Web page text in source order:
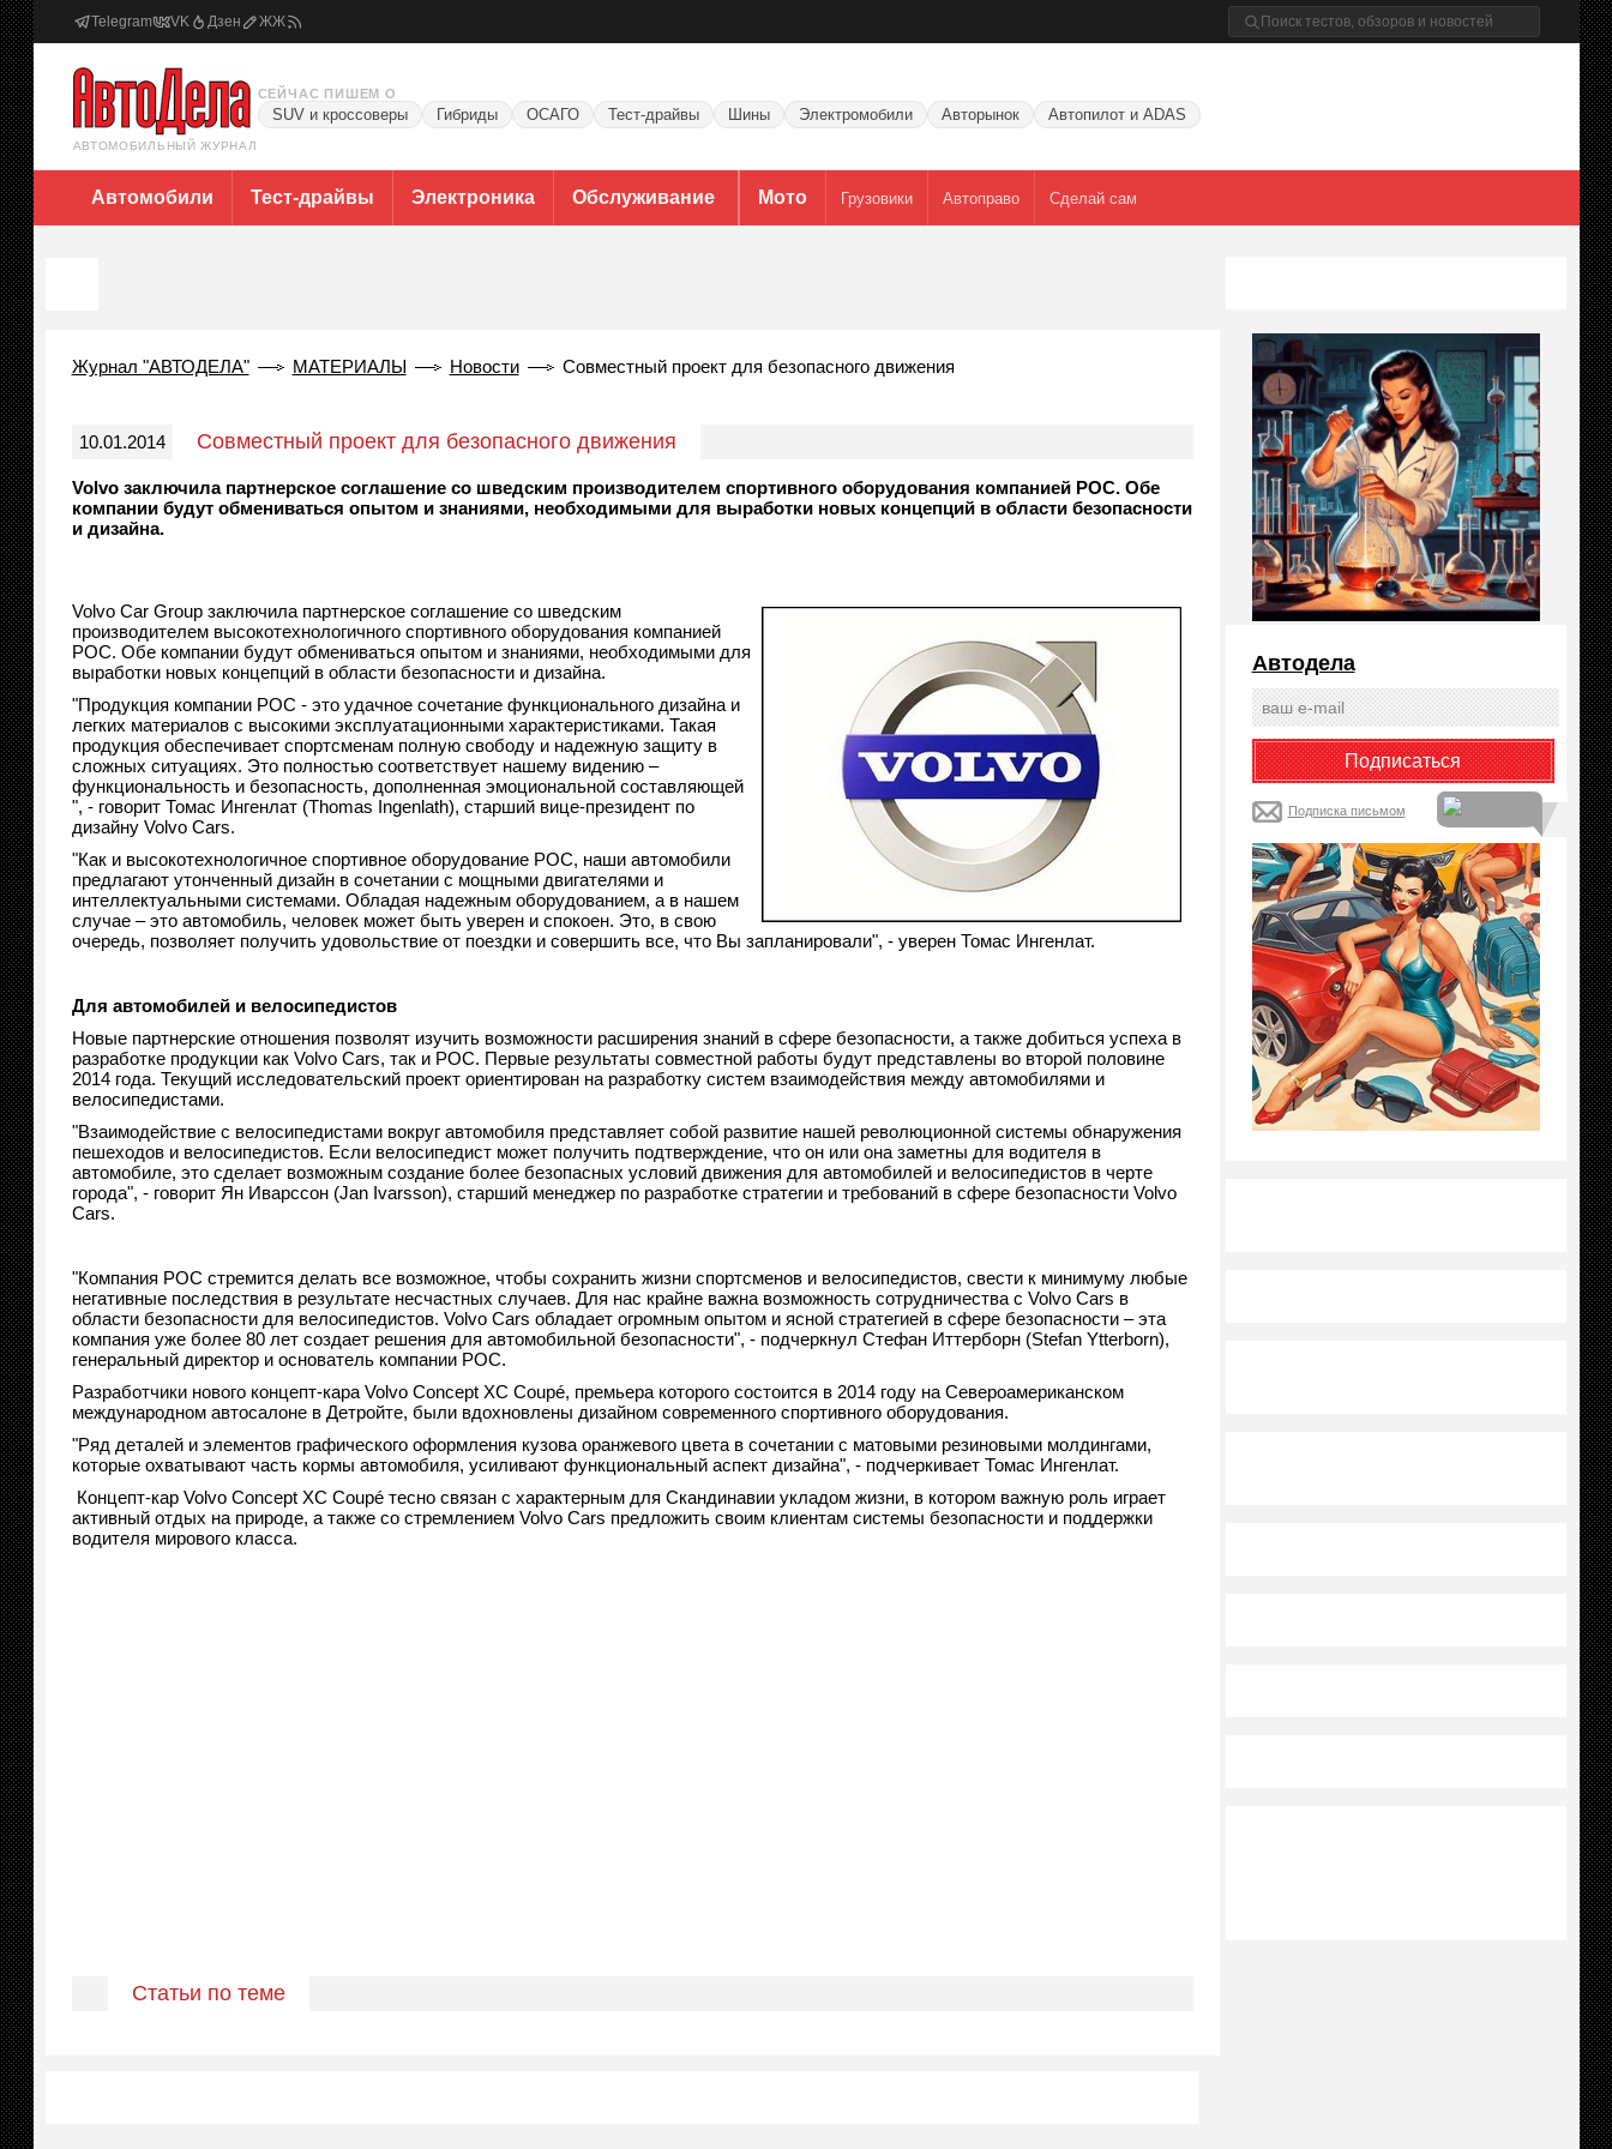
Telegram VK Дзен ЖЖ
АВТОМОБИЛЬНЫЙ ЖУРНАЛ
СЕЙЧАС ПИШЕМ О
SUV и кроссоверы Гибриды ОСАГО Тест-драйвы Шины Электромобили Авторынок Автопилот и ADAS
Автомобили Тест-драйвы Электроника Обслуживание Мото Грузовики Автоправо Сделай сам
Журнал "АВТОДЕЛА" МАТЕРИАЛЫ Новости Совместный проект для безопасного движения
10.01.2014 Совместный проект для безопасного движения
Volvo заключила партнерское соглашение со шведским производителем спортивного оборудования компанией POC. Обе
компании будут обмениваться опытом и знаниями, необходимыми для выработки новых концепций в области безопасности
и дизайна.
Volvo Car Group заключила партнерское соглашение со шведским
производителем высокотехнологичного спортивного оборудования компанией
POC. Обе компании будут обмениваться опытом и знаниями, необходимыми для
выработки новых концепций в области безопасности и дизайна.
"Продукция компании POC - это удачное сочетание функционального дизайна и
легких материалов с высокими эксплуатационными характеристиками. Такая
продукция обеспечивает спортсменам полную свободу и надежную защиту в
сложных ситуациях. Это полностью соответствует нашему видению –
функциональность и безопасность, дополненная эмоциональной составляющей
", - говорит Томас Ингенлат (Thomas Ingenlath), старший вице-президент по
дизайну Volvo Cars.
"Как и высокотехнологичное спортивное оборудование POC, наши автомобили
предлагают утонченный дизайн в сочетании с мощными двигателями и
интеллектуальными системами. Обладая надежным оборудованием, а в нашем
случае – это автомобиль, человек может быть уверен и спокоен. Это, в свою
очередь, позволяет получить удовольствие от поездки и совершить все, что Вы запланировали", - уверен Томас Ингенлат.
Для автомобилей и велосипедистов
Новые партнерские отношения позволят изучить возможности расширения знаний в сфере безопасности, а также добиться успеха в
разработке продукции как Volvo Cars, так и POC. Первые результаты совместной работы будут представлены во второй половине
2014 года. Текущий исследовательский проект ориентирован на разработку систем взаимодействия между автомобилями и
велосипедистами.
"Взаимодействие с велосипедистами вокруг автомобиля представляет собой развитие нашей революционной системы обнаружения
пешеходов и велосипедистов. Если велосипедист может получить подтверждение, что он или она заметны для водителя в
автомобиле, это сделает возможным создание более безопасных условий движения для автомобилей и велосипедистов в черте
города", - говорит Ян Иварссон (Jan Ivarsson), старший менеджер по разработке стратегии и требований в сфере безопасности Volvo
Cars.
"Компания POC стремится делать все возможное, чтобы сохранить жизни спортсменов и велосипедистов, свести к минимуму любые
негативные последствия в результате несчастных случаев. Для нас крайне важна возможность сотрудничества с Volvo Cars в
области безопасности для велосипедистов. Volvo Cars обладает огромным опытом и ясной стратегией в сфере безопасности – эта
компания уже более 80 лет создает решения для автомобильной безопасности", - подчеркнул Стефан Иттерборн (Stefan Ytterborn),
генеральный директор и основатель компании POC.
Разработчики нового концепт-кара Volvo Concept XC Coupé, премьера которого состоится в 2014 году на Североамериканском
международном автосалоне в Детройте, были вдохновлены дизайном современного спортивного оборудования.
"Ряд деталей и элементов графического оформления кузова оранжевого цвета в сочетании с матовыми резиновыми молдингами,
которые охватывают часть кормы автомобиля, усиливают функциональный аспект дизайна", - подчеркивает Томас Ингенлат.
Концепт-кар Volvo Concept XC Coupé тесно связан с характерным для Скандинавии укладом жизни, в котором важную роль играет
активный отдых на природе, а также со стремлением Volvo Cars предложить своим клиентам системы безопасности и поддержки
водителя мирового класса.
Статьи по теме
Автодела
Подписка письмом